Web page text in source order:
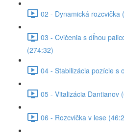
02 - Dynamická rozcvička
03 - Cvičenia s dĺhou
(274:32)
04 - Stabilizácia pozície s
05 - Vitalizácia Dantianov
06 - Rozcvička v lese